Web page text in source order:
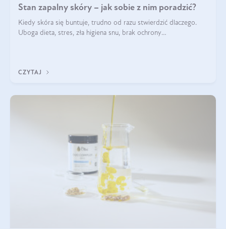
Stan zapalny skóry – jak sobie z nim poradzić?
Kiedy skóra się buntuje, trudno od razu stwierdzić dlaczego.
Uboga dieta, stres, zła higiena snu, brak ochrony
CZYTAJ